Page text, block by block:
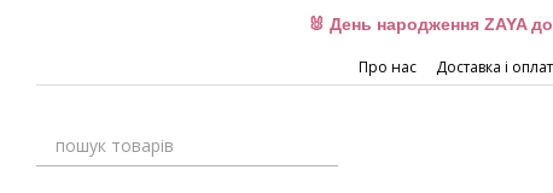
🐰 День народження ZAYA
Про нас Доставка і